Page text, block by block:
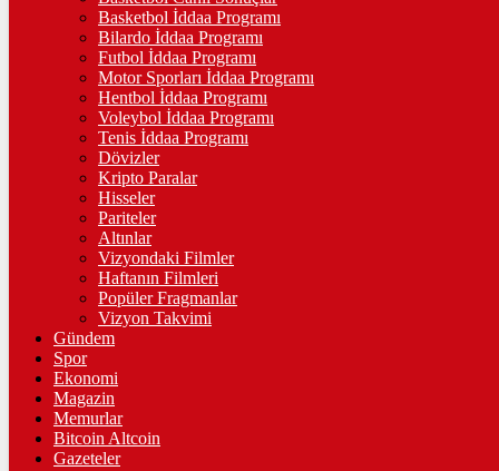
10.909,00%2,60
TAM ALTIN
43.450,00%2,59
%2,39
%-0,14
฿%0.7
LİTECOİN
2172.98Ł%0.2
ETHEREUM
91256 Ξ%0.3
Basketbol İddaa Programı
Bilardo İddaa Programı
Futbol İddaa Programı
Motor Sporları İddaa Programı
Hentbol İddaa Programı
Voleybol İddaa Programı
Tenis İddaa Programı
Dövizler
Kripto Paralar
Hisseler
Pariteler
Altınlar
Vizyondaki Filmler
Haftanın Filmleri
Popüler Fragmanlar
Vizyon Takvimi
Gündem
Spor
Ekonomi
Magazin
Memurlar
Bitcoin Altcoin
Gazeteler